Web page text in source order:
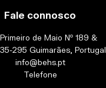
Fale connosco
de Maio Nº 189 &
295 Guimarães, Portugal.
info@behs.pt
Telefone